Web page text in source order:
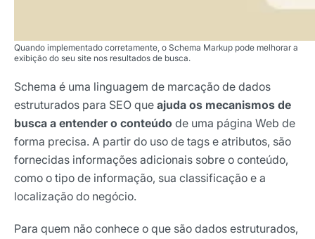
Quando implementado corretamente, o Schema Markup pode melhorar a
exibição do seu site nos resultados de busca.
Schema é uma linguagem de marcação de dados
estruturados para SEO que ajuda os mecanismos de
busca a entender o conteúdo de uma página Web de
forma precisa. A partir do uso de tags e atributos, são
fornecidas informações adicionais sobre o conteúdo,
como o tipo de informação, sua classificação e a
localização do negócio.
Para quem não conhece o que são dados estruturados,